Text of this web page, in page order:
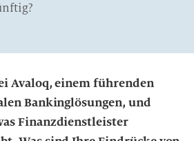
Avaloq, einem führenden
Bankinglösungen, und
Finanzdienstleister